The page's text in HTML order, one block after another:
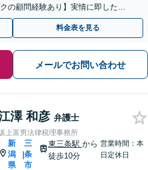
の顧問経験あり】実情に即したア
の解決を目指します。
料金表を見る
メールでお問い合わせ
澤 和彦 弁護士
上富男法律税理事務所
新
潟
県
|
三
条
市
東三条駅 から
徒歩10分
営業時間：本
日定休日